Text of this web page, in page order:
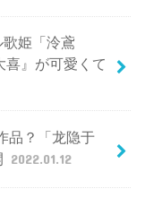
姫「泠鳶
喜』が可愛くて
品？「龙隐于
2022.01.12